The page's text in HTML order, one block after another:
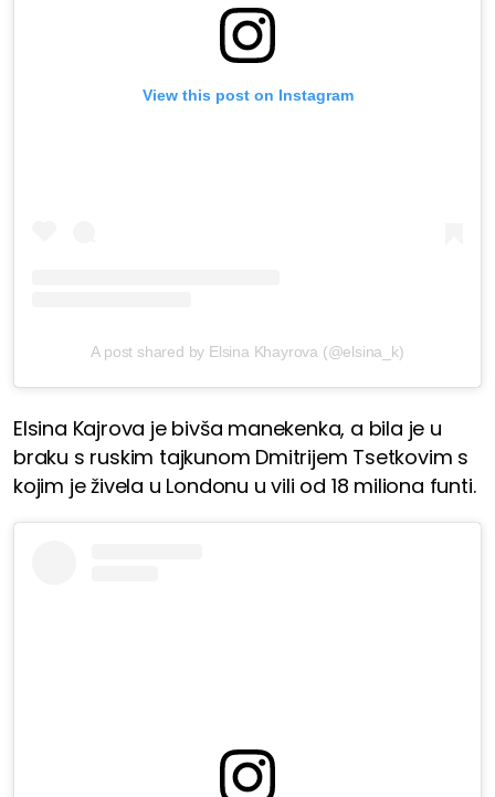
View this post on Instagram
A post shared by Elsina Khayrova (@elsina_k)
Elsina Kajrova je bivša manekenka, a bila je u
braku s ruskim tajkunom Dmitrijem Tsetkovim s
kojim je živela u Londonu u vili od 18 miliona funti.